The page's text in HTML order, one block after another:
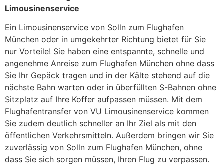
Limousinenservice
Ein Limousinenservice von Solln zum Flughafen
München oder in umgekehrter Richtung bietet für Sie
nur Vorteile! Sie haben eine entspannte, schnelle und
angenehme Anreise zum Flughafen München ohne dass
Sie Ihr Gepäck tragen und in der Kälte stehend auf die
nächste Bahn warten oder in überfüllten S-Bahnen ohne
Sitzplatz auf Ihre Koffer aufpassen müssen. Mit dem
Flughafentransfer von VU Limousinenservice kommen
Sie zudem deutlich schneller an Ihr Ziel als mit den
öffentlichen Verkehrsmitteln. Außerdem bringen wir Sie
zuverlässig von Solln zum Flughafen München, ohne
dass Sie sich sorgen müssen, Ihren Flug zu verpassen.